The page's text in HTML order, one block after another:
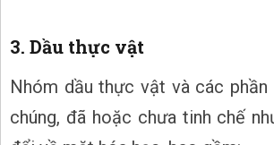
3. Dầu thực vật
Nhóm dầu thực vật và các phần
chúng, đã hoặc chưa tinh chế